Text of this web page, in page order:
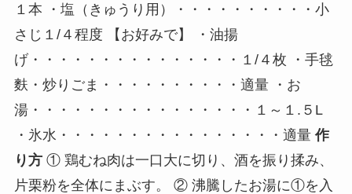
１本 ・塩（きゅうり用）・・・・・・・・・・小
さじ１/４程度 【お好みで】 ・油揚
げ・・・・・・・・・・・・・・・１/４枚 ・手毬
麩・炒りごま・・・・・・・・・・適量 ・お
湯・・・・・・・・・・・・・・・・１～１.５L
・氷水・・・・・・・・・・・・・・・・適量 作
り方① 鶏むね肉は一口大に切り、酒を振り揉み、
片栗粉を全体にまぶす。 ② 沸騰したお湯に①を入